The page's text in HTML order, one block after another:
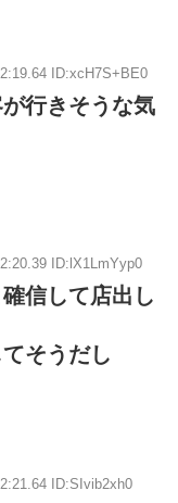
ID:xcH7S+BE0
行きそうな気
ID:lX1LmYyp0
信して店出し
そうだし
ID:SIvib2xh0